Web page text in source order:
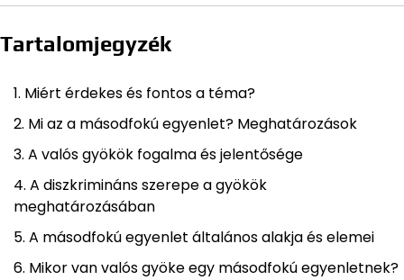
Tartalomjegyzék
Miért érdekes és fontos a téma?
Mi az a másodfokú egyenlet? Meghatározások
A valós gyökök fogalma és jelentősége
A diszkrimináns szerepe a gyökök
meghatározásában
A másodfokú egyenlet általános alakja és elemei
Mikor van valós gyöke egy másodfokú egyenletnek?